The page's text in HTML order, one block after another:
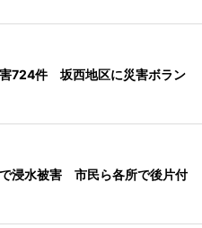
724件 坂西地区に災害ボラン
浸水被害 市民ら各所で後片付